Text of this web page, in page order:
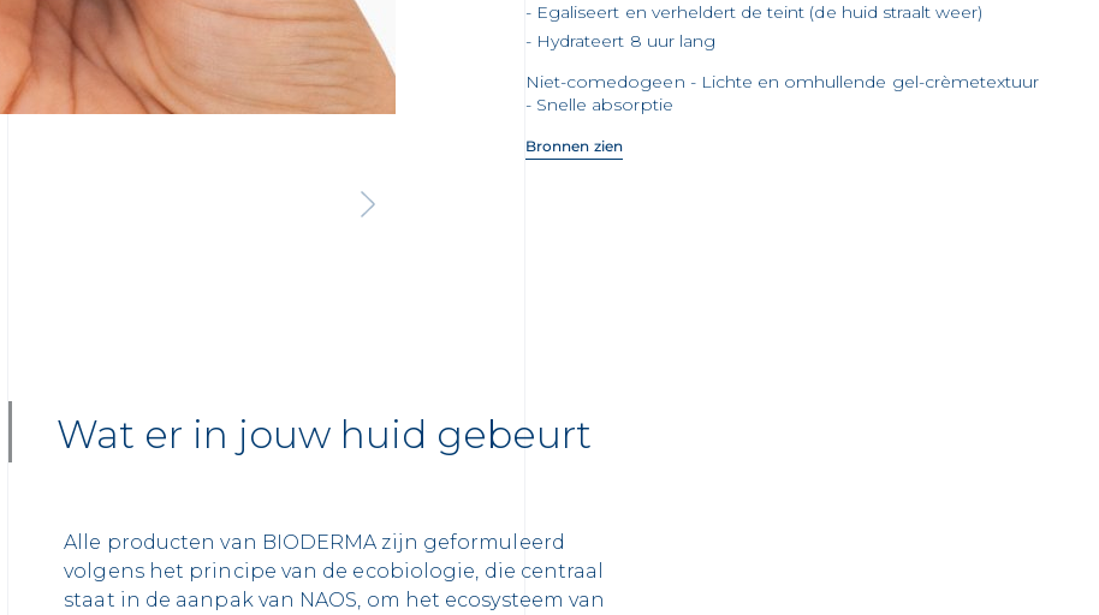
Egaliseert en verheldert de teint (de huid straalt weer)
Hydrateert 8 uur lang
Niet-comedogeen - Lichte en omhullende gel-crèmetextuur
- Snelle absorptie
Bronnen zien
Wat er in jouw huid gebeurt
Alle producten van BIODERMA zijn geformuleerd
volgens het principe van de ecobiologie, die centraal
staat in de aanpak van NAOS, om het ecosysteem van